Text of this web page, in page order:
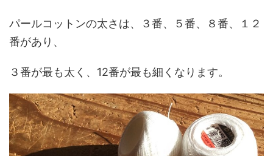
パールコットンの太さは、３番、５番、８番、１２
番があり、
３番が最も太く、12番が最も細くなります。